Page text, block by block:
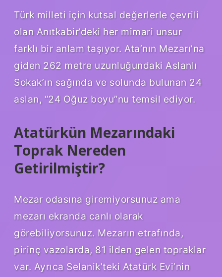
Türk milleti için kutsal değerlerle çevrili
olan Anıtkabir’deki her mimari unsur
farklı bir anlam taşıyor. Ata’nın Mezarı’na
giden 262 metre uzunluğundaki Aslanlı
Sokak’ın sağında ve solunda bulunan 24
aslan, “24 Oğuz boyu”nu temsil ediyor.
Atatürkün Mezarındaki
Toprak Nereden
Getirilmiştir?
Mezar odasına giremiyorsunuz ama
mezarı ekranda canlı olarak
görebiliyorsunuz. Mezarın etrafında,
pirinç vazolarda, 81 ilden gelen topraklar
var. Ayrıca Selanik’teki Atatürk Evi’nin